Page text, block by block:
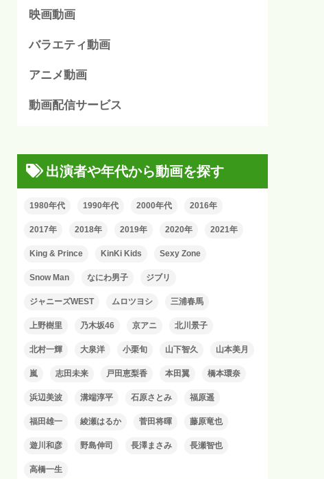
映画動画
バラエティ動画
アニメ動画
動画配信サービス
出演者や年代から動画を探す
1980年代 1990年代 2000年代 2016年
2017年 2018年 2019年 2020年 2021年
King & Prince KinKi Kids Sexy Zone
Snow Man なにわ男子 ジブリ
ジャニーズWEST ムロツヨシ 三浦春馬
上野樹里 乃木坂46 京アニ 北川景子
北村一輝 大泉洋 小栗旬 山下智久 山本美月
嵐 志田未来 戸田恵梨香 本田翼 橋本環奈
浜辺美波 溝端淳平 石原さとみ 福原遥
福田雄一 綾瀬はるか 菅田将暉 藤原竜也
遊川和彦 野島伸司 長澤まさみ 長瀬智也
高橋一生